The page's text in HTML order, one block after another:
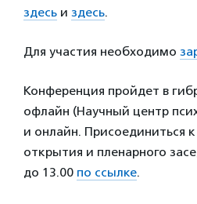
здесь и здесь.
Для участия необходимо
Конференция пройдет в
офлайн (Научный центр
и онлайн. Присоединиться
открытия и пленарного
до 13.00 по ссылке.